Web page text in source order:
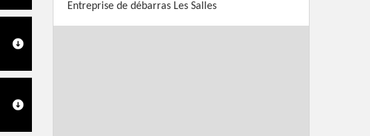
Entreprise de débarras Les Salles